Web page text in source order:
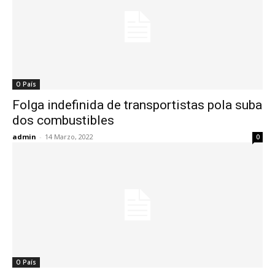
O País
Folga indefinida de transportistas pola suba
dos combustibles
admin - 14 Marzo, 2022 0
O País